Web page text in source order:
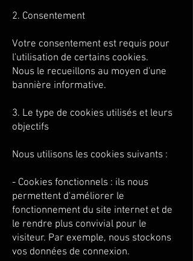
2. Consentement
Votre consentement est requis pour
l'utilisation de certains cookies.
Nous le recueillons au moyen d'une
bannière informative.
3. Le type de cookies utilisés et leurs
objectifs
Nous utilisons les cookies suivants :
- Cookies fonctionnels : ils nous
permettent d'améliorer le
fonctionnement du site internet et de
le rendre plus convivial pour le
visiteur. Par exemple, nous stockons
vos données de connexion.